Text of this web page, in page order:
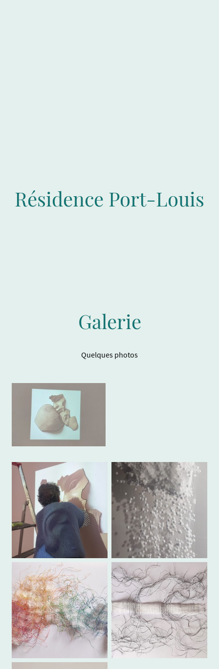
Résidence Port-Louis
Galerie
Quelques photos